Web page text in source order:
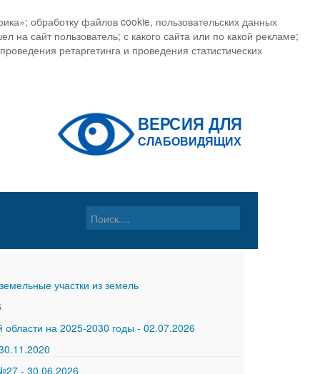
обработку файлов cookie, пользовательских данных
на сайт пользователь; с какого сайта или по какой рекламе;
ретаргетинга и проведения статистических
участки из земель
области на 2025-2030 годы - 02.07.2026
- 30.06.2026